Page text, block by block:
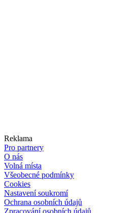
Reklama
Pro partnery
O nás
Volná místa
Všeobecné podmínky
Cookies
Nastavení soukromí
Ochrana osobních údajů
Zpracování osobních údajů